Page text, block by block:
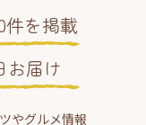
件を掲載
お届け
やグルメ情報